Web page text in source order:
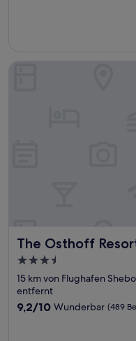
The Osthoff
The Osthoff Resort
3.5-
Sterne-
Unterkunft
15 km von Flughafen
entfernt
9.2
9,2/10 Wunderbar (489
The Osthoff Resort